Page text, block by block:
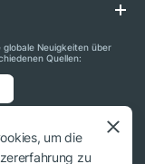
globale Neuigkeiten über
Quellen:
um die
zu